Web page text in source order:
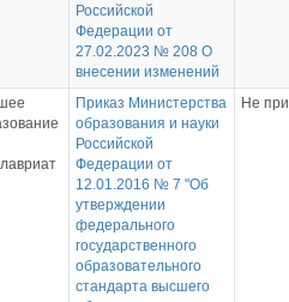
Российской
Федерации от
27.02.2023 № 208 О
внесении изменений
Приказ Министерства
образования и науки
Российской
Федерации от
12.01.2016 № 7 "Об
утверждении
федерального
государственного
образовательного
стандарта высшего
Не